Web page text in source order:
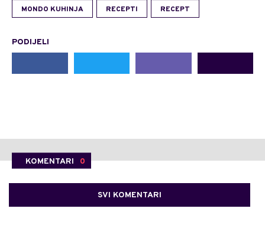
MONDO KUHINJA RECEPTI RECEPT
PODIJELI
KOMENTARI 0
SVI KOMENTARI